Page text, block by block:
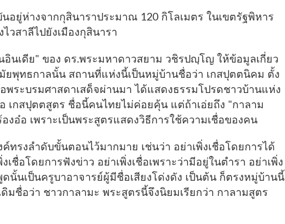
ยู่ห่างจากกุสินาราประมาณ 120 กิโลเมตร ในเขตรัฐพิหาร
ไวสาลีไปยังเมืองกุสินารา
เดีย" ของ ดร.พระมหาดาวสยาม วชิรปญฺโญ ให้ข้อมูลเกี่ยว
มัยพุทธกาลนั้น สถานที่แห่งนี้เป็นหมู่บ้านชื่อว่า เกสปุตตนิคม ตั้ง
พระบรมศาสดาเสด็จผ่านมา ได้แสดงธรรมโปรดชาวบ้านแห่ง
เกสปุตตสูตร ชื่อนี้คนไทยไม่ค่อยคุ้น แต่ถ้าเอ่ยถึง "กาลาม
งอ๋อ เพราะเป็นพระสูตรแสดงวิธีการใช้ความเชื่อของคน
งลำดับขั้นตอนไว้มากมาย เช่นว่า อย่าเพิ่งเชื่อโดยการได้
เชื่อโดยการฟังข่าว อย่าเพิ่งเชื่อเพราะว่ามีอยู่ในตำรา อย่าเพิ่ง
นั้นเป็นครูบาอาจารย์ผู้มีชื่อเสียงโด่งดัง เป็นต้น ก็ตรงหมู่บ้านนี้
มชื่อว่า ชาวกาลามะ พระสูตรนี้จึงนิยมเรียกว่า กาลามสูตร